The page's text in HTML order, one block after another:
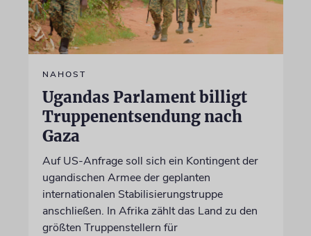
NAHOST
Ugandas Parlament billigt
Truppenentsendung nach
Gaza
Auf US-Anfrage soll sich ein Kontingent der
ugandischen Armee der geplanten
internationalen Stabilisierungstruppe
anschließen. In Afrika zählt das Land zu den
größten Truppenstellern für